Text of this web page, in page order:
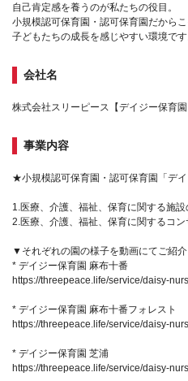
自己肯定感を養うのが私たちの役目。
小規模認可保育園・認可保育園だから
子どもたちの成長を感じやすい環境です
会社名
株式会社スリーピース【デイジー保育園
事業内容
★小規模認可保育園・認可保育園「デ
1.医療、介護、福祉、保育に関する施
2.医療、介護、福祉、保育に関するコ
▼それぞれの園の様子を動画にてご紹介
* デイジー保育園 麻布十番
https://threepeace.life/service/daisy-
* デイジー保育園 麻布十番フォレスト
https://threepeace.life/service/daisy-
* デイジー保育園 芝浦
https://threepeace.life/service/daisy-